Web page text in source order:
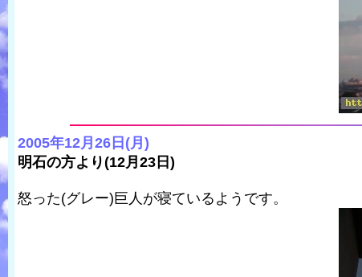
2005年12月26日(月)
明石の方より(12月23日)
怒った(グレー)巨人が寝ているようです。